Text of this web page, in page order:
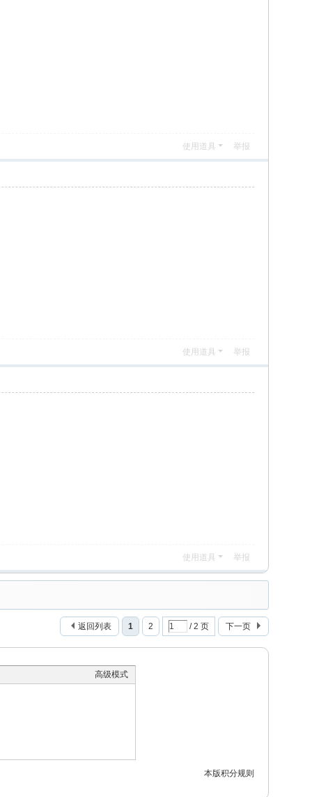
使用道具 举报
使用道具 举报
使用道具 举报
1 2 / 2 页 下一页
返回列表
高级模式
本版积分规则